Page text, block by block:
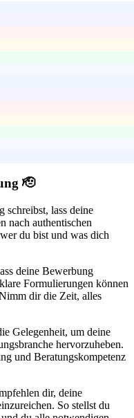
🫡
schreibst, lass deine
nach authentischen
du bist und was dich
deine Bewerbung
Formulierungen können
dir die Zeit, alles
Gelegenheit, um deine
hervorzuheben.
und Beratungskompetenz
dir, deine
So stellst du